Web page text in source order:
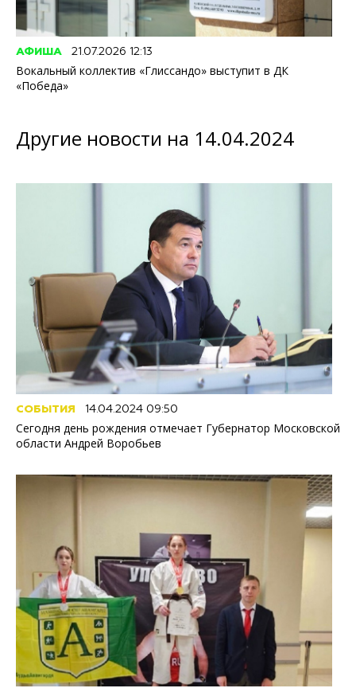
АФИША 21.07.2026 12:13
Вокальный коллектив «Глиссандо» выступит в ДК
«Победа»
Другие новости на 14.04.2024
СОБЫТИЯ 14.04.2024 09:50
Сегодня день рождения отмечает Губернатор Московской
области Андрей Воробьев